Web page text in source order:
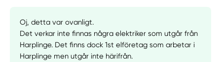
Oj, detta var ovanligt.
Det verkar inte finnas några elektriker som utgår från
Harplinge. Det finns dock 1st elföretag som arbetar i
Harplinge men utgår inte härifrån.